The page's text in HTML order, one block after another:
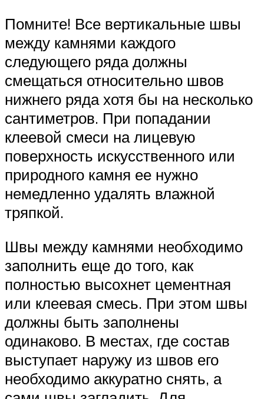
Помните! Все вертикальные швы
между камнями каждого
следующего ряда должны
смещаться относительно швов
нижнего ряда хотя бы на несколько
сантиметров. При попадании
клеевой смеси на лицевую
поверхность искусственного или
природного камня ее нужно
немедленно удалять влажной
тряпкой.
Швы между камнями необходимо
заполнить еще до того, как
полностью высохнет цементная
или клеевая смесь. При этом швы
должны быть заполнены
одинаково. В местах, где состав
выступает наружу из швов его
необходимо аккуратно снять, а